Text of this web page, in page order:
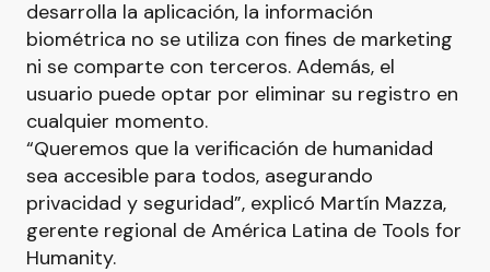
desarrolla la aplicación, la información
biométrica no se utiliza con fines de marketing
ni se comparte con terceros. Además, el
usuario puede optar por eliminar su registro en
cualquier momento.
“Queremos que la verificación de humanidad
sea accesible para todos, asegurando
privacidad y seguridad”, explicó Martín Mazza,
gerente regional de América Latina de Tools for
Humanity.